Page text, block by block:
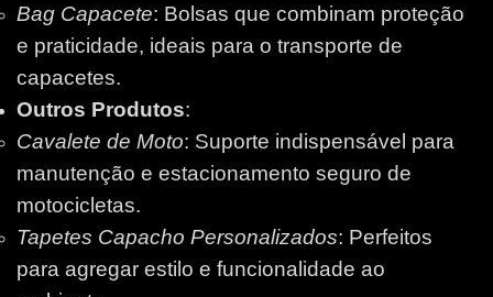
Bag Capacete: Bolsas que combinam proteção
e praticidade, ideais para o transporte de
capacetes.
Outros Produtos:
Cavalete de Moto: Suporte indispensável para
manutenção e estacionamento seguro de
motocicletas.
Tapetes Capacho Personalizados: Perfeitos
para agregar estilo e funcionalidade ao